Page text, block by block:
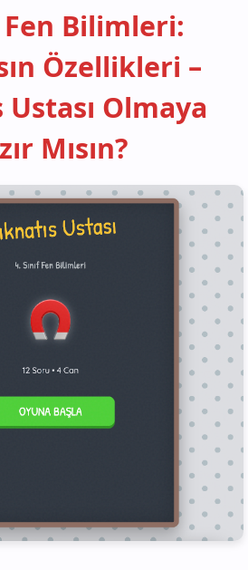
Fen Bilimleri:
Özellikleri –
Ustası Olmaya
Mısın?